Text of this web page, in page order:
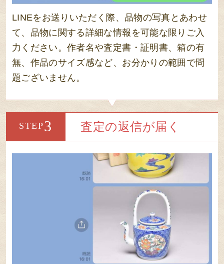
LINEをお送りいただく際、品物の写真とあわせ
て、品物に関する詳細な情報を可能な限りご入
力ください。作者名や査定書・証明書、箱の有
無、作品のサイズ感など、お分かりの範囲で問
題ございません。
STEP3 査定の返信が届く